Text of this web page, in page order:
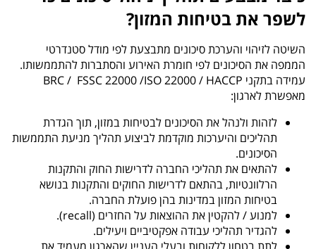
לשפר את בטיחות המזון?
השיטה לזיהוי והערכת סיכונים מתבצעת לפי מודל סטנדרטי
הממפה את הסיכונים לפי חומרת האירוע והסתברות להתממשותו.
עמידה בתקני HACCP
/ 22000
ISO
/ BRC / FSSC 22000
מאפשרת לארגון:
לזהות ולנהל את הסיכונים לבטיחות במזון, תוך הגדרת
תהליכים והיערכות מוקדמת לביצוע תהליך מניעת התממשות
הסיכונים.
להתאים את תהליכי החברה לדרישות החוק והתקנות
הרלוונטיות, בהתאם לדרישות החוקים והתקנות בנושא
בטיחות המזון במדינות בהן פועלת החברה.
למנוע / להקטין את ההוצאות על החזרים (recall
).
להגדיר תהליכי עבודה אפקטיביים ויעילים.